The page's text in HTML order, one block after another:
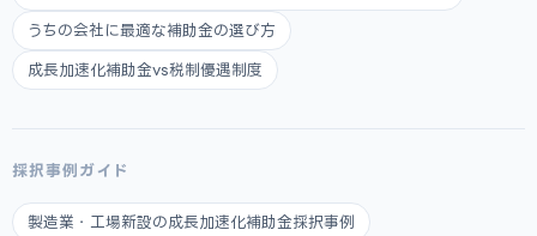
うちの会社に最適な補助金の選び方
成長加速化補助金vs税制優遇制度
採択事例ガイド
製造業・工場新設の成長加速化補助金採択事例